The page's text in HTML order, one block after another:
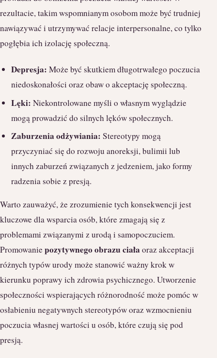
rezultacie, takim wspomnianym osobom może być trudniej
nawiązywać i utrzymywać relacje interpersonalne, co tylko
pogłębia ich izolację społeczną.
Depresja: Może być skutkiem długotrwałego poczucia
niedoskonałości oraz obaw o akceptację społeczną.
Lęki: Niekontrolowane myśli o własnym wyglądzie
mogą prowadzić do silnych lęków społecznych.
Zaburzenia odżywiania: Stereotypy mogą
przyczyniać się do rozwoju anoreksji, bulimii lub
innych zaburzeń związanych z jedzeniem, jako formy
radzenia sobie z presją.
Warto zauważyć, że zrozumienie tych konsekwencji jest
kluczowe dla wsparcia osób, które zmagają się z
problemami związanymi z urodą i samopoczuciem.
Promowaniepozytywnego obrazu ciała oraz akceptacji
różnych typów urody może stanowić ważny krok w
kierunku poprawy ich zdrowia psychicznego. Utworzenie
społeczności wspierających różnorodność może pomóc w
osłabieniu negatywnych stereotypów oraz wzmocnieniu
poczucia własnej wartości u osób, które czują się pod
presją.